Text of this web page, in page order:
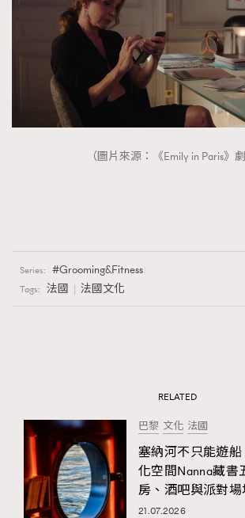
（圖片來源：《Emily in Paris》劇
Series: Grooming&Fitness
Tags: 法國 法國文化
RELATED
巴黎 文化 法國
塞納河不只能遊
化空間Nanna藏書
房、酒吧與派對場
21.07.2026